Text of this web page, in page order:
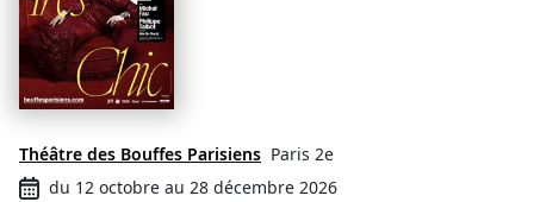
Théâtre des Bouffes Parisiens Paris 2e
du 12 octobre au 28 décembre 2026